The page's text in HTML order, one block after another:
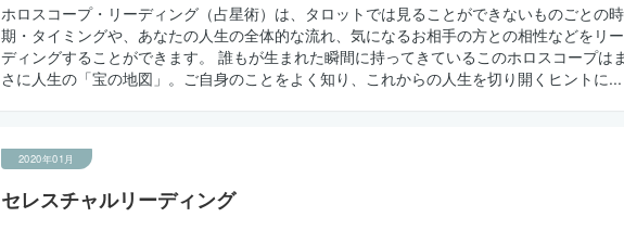
ホロスコープ・リーディング（占星術）は、タロットでは見ることができないものごとの時
期・タイミングや、あなたの人生の全体的な流れ、気になるお相手の方との相性などをリー
ディングすることができます。 誰もが生まれた瞬間に持ってきているこのホロスコープは
さに人生の「宝の地図」。ご自身のことをよく知り、これからの人生を切り開くヒントに...
2020年01月
セレスチャルリーディング